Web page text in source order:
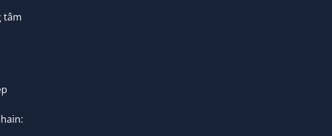
tâm